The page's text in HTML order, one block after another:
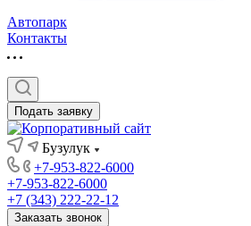
Автопарк
Контакты
Подать заявку
Бузулук
+7-953-822-6000
+7-953-822-6000
+7 (343) 222-22-12
Заказать звонок